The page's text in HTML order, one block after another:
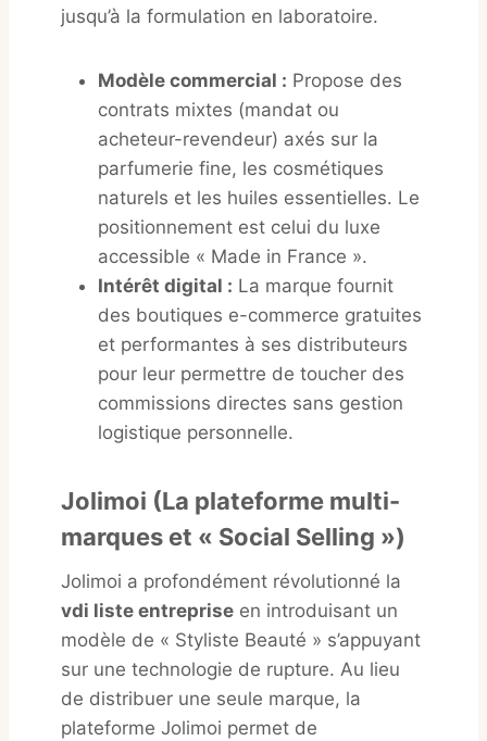
jusqu’à la formulation en laboratoire.
Modèle commercial : Propose des
contrats mixtes (mandat ou
acheteur-revendeur) axés sur la
parfumerie fine, les cosmétiques
naturels et les huiles essentielles. Le
positionnement est celui du luxe
accessible « Made in France ».
Intérêt digital : La marque fournit
des boutiques e-commerce gratuites
et performantes à ses distributeurs
pour leur permettre de toucher des
commissions directes sans gestion
logistique personnelle.
Jolimoi (La plateforme multi-
marques et « Social Selling »)
Jolimoi a profondément révolutionné la
vdi liste entreprise en introduisant un
modèle de « Styliste Beauté » s’appuyant
sur une technologie de rupture. Au lieu
de distribuer une seule marque, la
plateforme Jolimoi permet de